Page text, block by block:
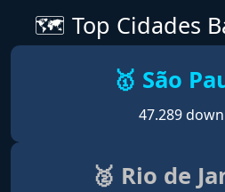
🗺️ Top Cidades
🥇 São
47.289
🥈 Rio de